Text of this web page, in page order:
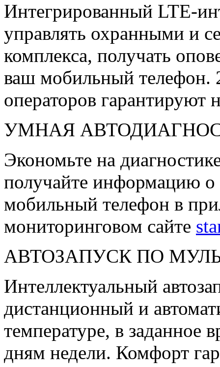
Интегрированный LTE-
управлять охранными и
комплекса, получать
ваш мобильный телефон.
операторов гарантируют
УМНАЯ
Экономьте на
получайте информацию о
мобильный телефон в
мониторинговом сайте
АВТОЗАПУСК ПО
Интеллектуальный
дистанционный и
температуре, в заданное
дням недели. Комфорт